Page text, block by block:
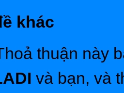
khác
thuận này
và bạn, và